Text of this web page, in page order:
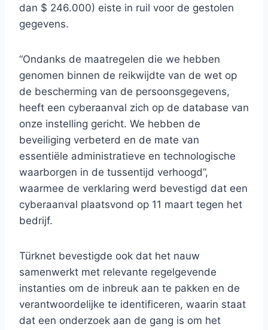
dan $ 246.000) eiste in ruil voor de gestolen
gegevens.
“Ondanks de maatregelen die we hebben
genomen binnen de reikwijdte van de wet op
de bescherming van de persoonsgegevens,
heeft een cyberaanval zich op de database van
onze instelling gericht. We hebben de
beveiliging verbeterd en de mate van
essentiële administratieve en technologische
waarborgen in de tussentijd verhoogd”,
waarmee de verklaring werd bevestigd dat een
cyberaanval plaatsvond op 11 maart tegen het
bedrijf.
Türknet bevestigde ook dat het nauw
samenwerkt met relevante regelgevende
instanties om de inbreuk aan te pakken en de
verantwoordelijke te identificeren, waarin staat
dat een onderzoek aan de gang is om het